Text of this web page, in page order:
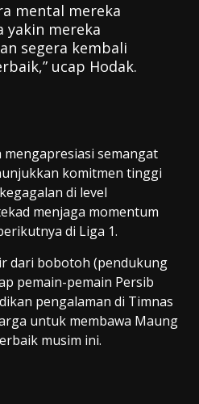
mental mereka
yakin mereka
segera kembali
ucap Hodak.
semangat
komitmen tinggi
di level
menjaga momentum
di Liga 1.
dari bobotoh (pendukung
pemain-pemain Persib
pengalaman di Timnas
untuk membawa Maung
musim ini.